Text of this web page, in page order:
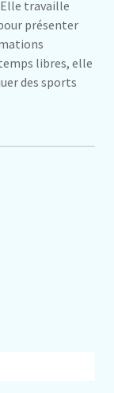
travaille
présenter
libres, elle
des sports